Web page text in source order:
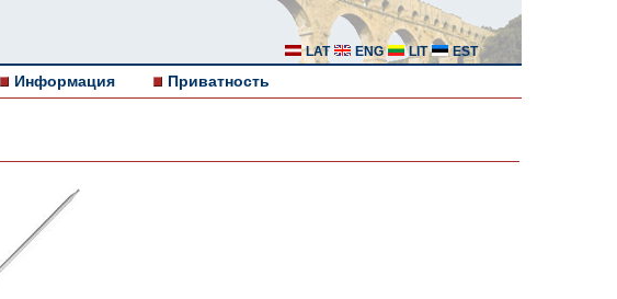
LAT ENG LIT EST
Информация Приватность